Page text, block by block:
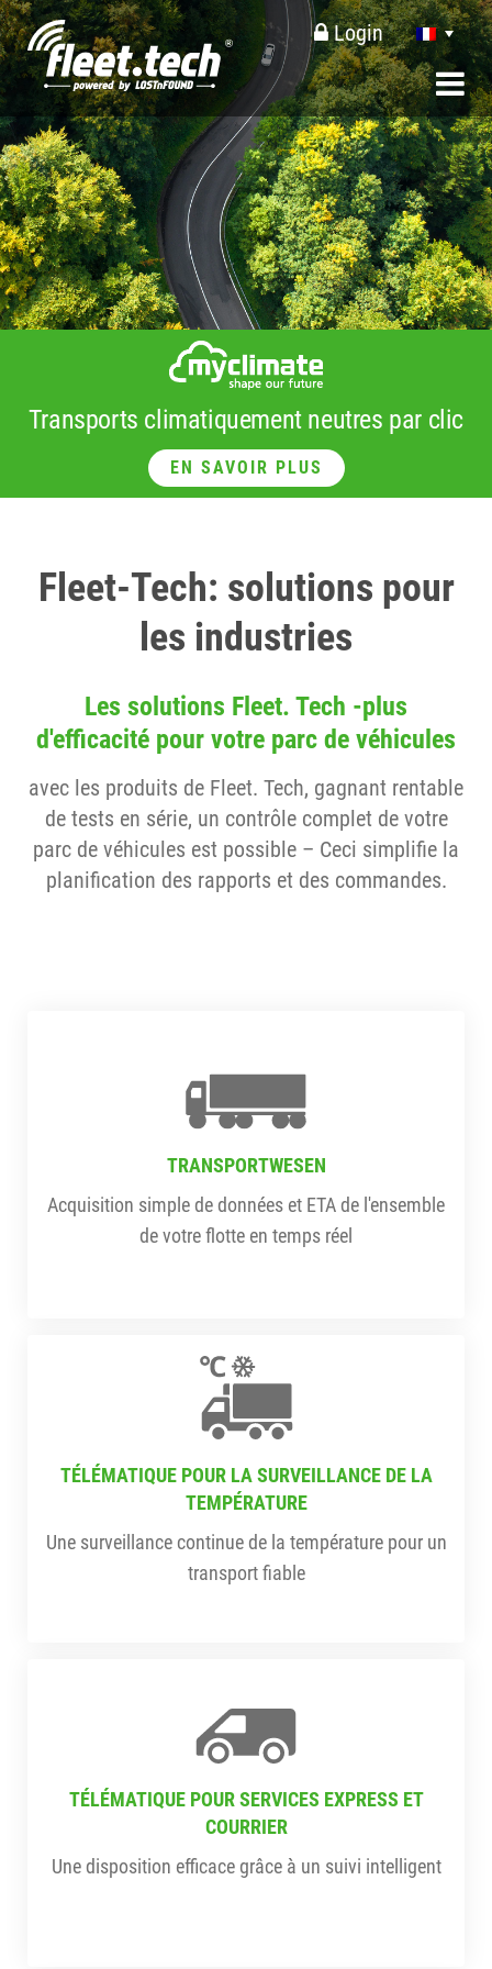
Login
Transports climatiquement neutres par clic
EN SAVOIR PLUS
Fleet-Tech: solutions pour
les industries
Les solutions Fleet. Tech -plus
d'efficacité pour votre parc de véhicules
avec les produits de Fleet. Tech, gagnant rentable
de tests en série, un contrôle complet de votre
parc de véhicules est possible – Ceci simplifie la
planification des rapports et des commandes.
TRANSPORTWESEN
Acquisition simple de données et ETA de l'ensemble
de votre flotte en temps réel
TÉLÉMATIQUE POUR LA SURVEILLANCE DE LA
TEMPÉRATURE
Une surveillance continue de la température pour un
transport fiable
TÉLÉMATIQUE POUR SERVICES EXPRESS ET
COURRIER
Une disposition efficace grâce à un suivi intelligent